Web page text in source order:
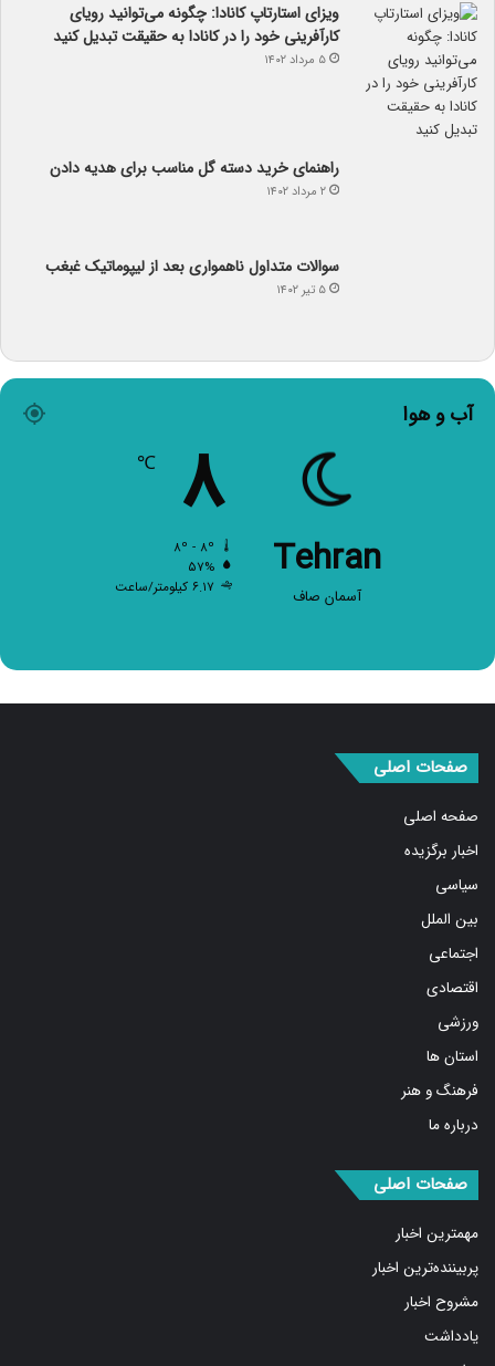
ویزای استارتاپ کانادا: چگونه می‌توانید رویای
کارآفرینی خود را در کانادا به حقیقت تبدیل کنید
۵ مرداد ۱۴۰۲
راهنمای خرید دسته گل مناسب برای هدیه دادن
۲ مرداد ۱۴۰۲
سوالات متداول ناهمواری بعد از لیپوماتیک غبغب
۵ تیر ۱۴۰۲
آب و هوا
Tehran
آسمان صاف
۸
۵۷%
۶.۱۷ کیلومتر/ساعت
صفحه اصلی
اخبار برگزیده
سیاسی
بین الملل
اجتماعی
اقتصادی
ورزشی
استان ها
فرهنگ و هنر
درباره ما
مهمترین اخبار
پربیننده‌ترین اخبار
مشروح اخبار
یادداشت
روایت روز